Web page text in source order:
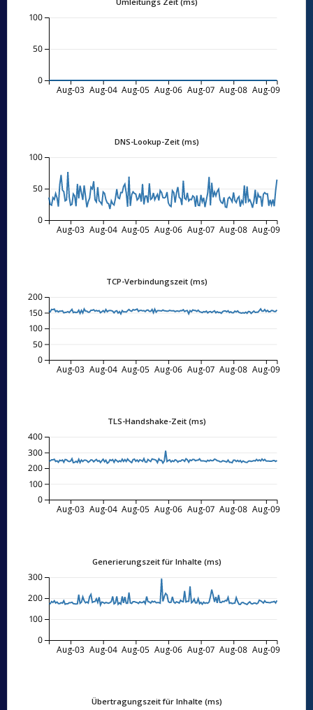
Aug-03 Aug-04 Aug-05 Aug-06 Aug-07 Aug-08 Aug-09
0
50
100
DNS-Lookup-Zeit (ms)
Aug-03 Aug-04 Aug-05 Aug-06 Aug-07 Aug-08 Aug-09
0
50
100
TCP-Verbindungszeit (ms)
Aug-03 Aug-04 Aug-05 Aug-06 Aug-07 Aug-08 Aug-09
0
50
100
150
200
TLS-Handshake-Zeit (ms)
Aug-03 Aug-04 Aug-05 Aug-06 Aug-07 Aug-08 Aug-09
0
100
200
300
400
Generierungszeit für Inhalte (ms)
Aug-03 Aug-04 Aug-05 Aug-06 Aug-07 Aug-08 Aug-09
0
100
200
300
Übertragungszeit für Inhalte (ms)